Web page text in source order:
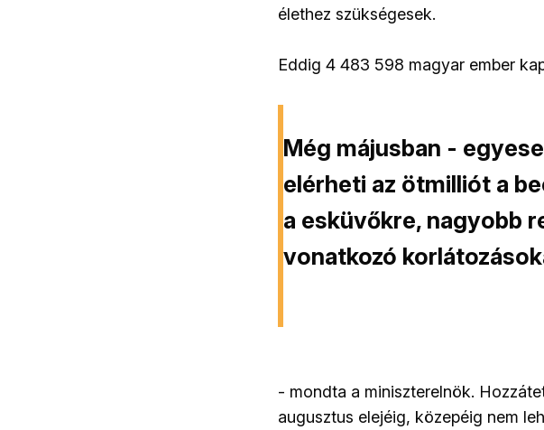
élethez szükségesek.
Eddig 4 483 598 magyar ember
Még májusban -
elérheti az ötmilliót a
a esküvőkre, nagyobb
vonatkozó
- mondta a miniszterelnök.
augusztus elejéig, közepéig nem